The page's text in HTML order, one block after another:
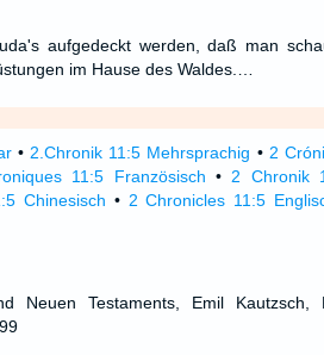
aufgedeckt werden, daß man
im Hause des Waldes.…
• 2.Chronik 11:5 Mehrsprachig • 2
11:5 Französisch • 2 Chronik
Chinesisch • 2 Chronicles 11:5
Neuen Testaments, Emil Kautzsch,